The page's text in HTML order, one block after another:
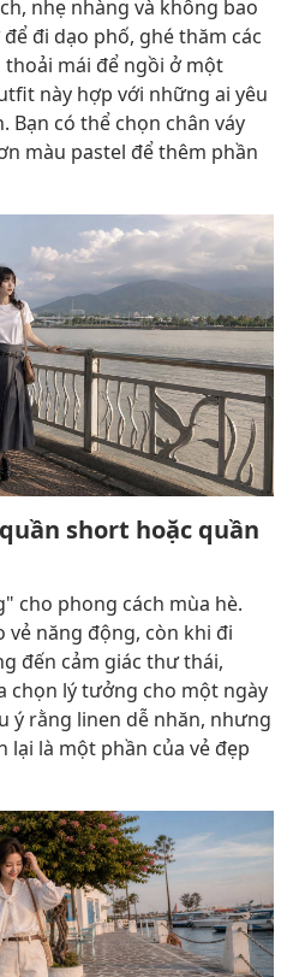
nhẹ nhàng và không bao
đi dạo phố, ghé thăm các
thoải mái để ngồi ở một
này hợp với những ai yêu
Bạn có thể chọn chân váy
màu pastel để thêm phần
short hoặc quần
cho phong cách mùa hè.
vẻ năng động, còn khi đi
đến cảm giác thư thái,
chọn lý tưởng cho một ngày
ý rằng linen dễ nhăn, nhưng
là một phần của vẻ đẹp